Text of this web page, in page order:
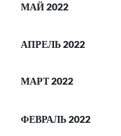
МАЙ 2022
АПРЕЛЬ 2022
МАРТ 2022
ФЕВРАЛЬ 2022